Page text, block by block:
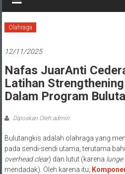
Olahraga
12/11/2025
Nafas JuarAnti
Latihan
Dalam Program
Diposkan Oleh:admin
Bulutangkis adalah olahraga yang
pada sendi-sendi utama, terutama
overhead clear) dan lutut (karena lunge
mendadak). Oleh karena itu,